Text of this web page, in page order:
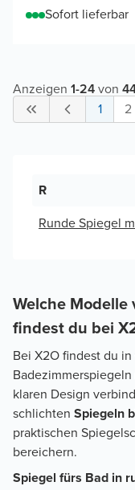
Sofort lieferbar
Anzeigen 1-24von
1
2
R
Runde Spiegel
Welche
findest du bei
Bei X2O findest du
klaren Design
schlichten Spiegeln
praktischen
bereichern.
Spiegel fürs Bad in